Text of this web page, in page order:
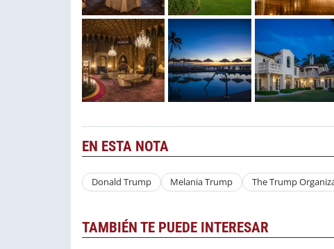
EN ESTA NOTA
Donald Trump Melania Trump The Trump
TAMBIÉN TE PUEDE INTERESAR